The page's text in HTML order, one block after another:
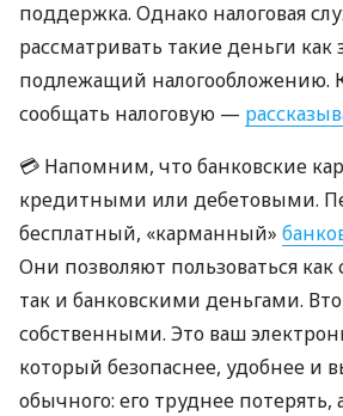
поддержка. Однако налоговая
рассматривать такие деньги как
подлежащий налогообложению.
сообщать налоговую —
💳 Напомним, что банковские
кредитными или дебетовыми.
бесплатный, «карманный»
Они позволяют пользоваться
так и банковскими деньгами.
собственными. Это ваш
который безопаснее, удобнее и
обычного: его труднее потерять,